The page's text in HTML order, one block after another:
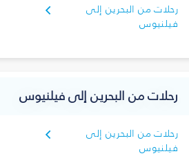
رحلات من البحرين إلى
فيلنيوس
رحلات من البحرين إلى فيلنيوس
رحلات من البحرين إلى
فيلنيوس